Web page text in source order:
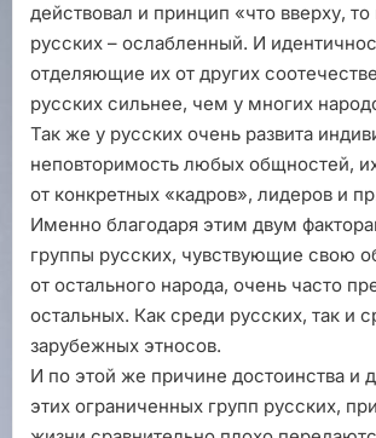
действовал и принцип «что вверху, то
русских – ослабленный. И
отделяющие их от других
русских сильнее, чем у многих
Так же у русских очень развита
неповторимость любых общностей,
от конкретных «кадров», лидеров и
Именно благодаря этим двум
группы русских, чувствующие свою
от остального народа, очень часто
остальных. Как среди русских, так и
зарубежных этносов.
И по этой же причине достоинства и
этих ограниченных групп русских,